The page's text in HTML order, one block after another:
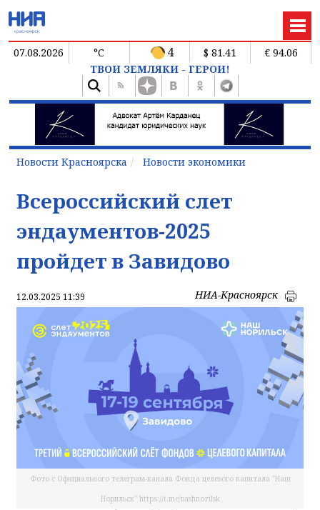
07.08.2026 °C 4 $ 81.41
€ 94.06
ТВОИ ЗЕМЛЯКИ - ГЕРОИ!
Новости Красноярска Новости экономики
Всероссийский слет
эндаументов-2025
пройдет в Завидово
12.03.2025 11:39 НИА-Красноярск
Фото с Официального телеграм-канала Фонда целевого капитала "Наш
Норильск" https://t.me/nashnorilsk